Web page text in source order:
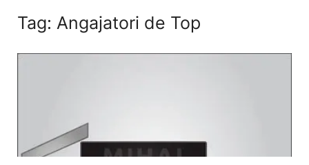
Tag: Angajatori de Top